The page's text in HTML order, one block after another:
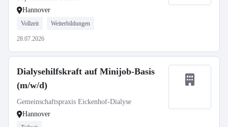
Hannover
Vollzeit Weiterbildungen
28.07.2026
Dialysehilfskraft auf Minijob-Basis
(m/w/d)
Gemeinschaftspraxis Eickenhof-Dialyse
Hannover